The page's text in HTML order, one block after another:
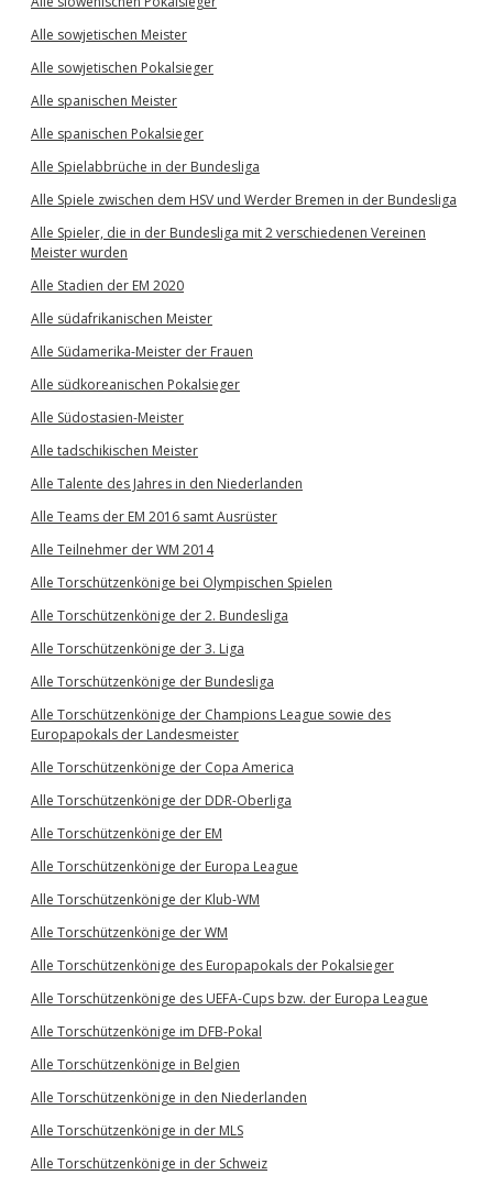
Alle sowjetischen Meister
Alle sowjetischen Pokalsieger
Alle spanischen Meister
Alle spanischen Pokalsieger
Alle Spielabbrüche in der Bundesliga
Alle Spiele zwischen dem HSV und Werder Bremen in der Bundesliga
Alle Spieler, die in der Bundesliga mit 2 verschiedenen Vereinen
Meister wurden
Alle Stadien der EM 2020
Alle südafrikanischen Meister
Alle Südamerika-Meister der Frauen
Alle südkoreanischen Pokalsieger
Alle Südostasien-Meister
Alle tadschikischen Meister
Alle Talente des Jahres in den Niederlanden
Alle Teams der EM 2016 samt Ausrüster
Alle Teilnehmer der WM 2014
Alle Torschützenkönige bei Olympischen Spielen
Alle Torschützenkönige der 2. Bundesliga
Alle Torschützenkönige der 3. Liga
Alle Torschützenkönige der Bundesliga
Alle Torschützenkönige der Champions League sowie des
Europapokals der Landesmeister
Alle Torschützenkönige der Copa America
Alle Torschützenkönige der DDR-Oberliga
Alle Torschützenkönige der EM
Alle Torschützenkönige der Europa League
Alle Torschützenkönige der Klub-WM
Alle Torschützenkönige der WM
Alle Torschützenkönige des Europapokals der Pokalsieger
Alle Torschützenkönige des UEFA-Cups bzw. der Europa League
Alle Torschützenkönige im DFB-Pokal
Alle Torschützenkönige in Belgien
Alle Torschützenkönige in den Niederlanden
Alle Torschützenkönige in der MLS
Alle Torschützenkönige in der Schweiz